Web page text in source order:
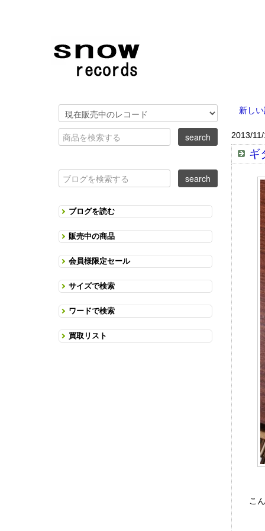
新し
2013/
ギ
こ
ブログを読む
販売中の商品
会員様限定セール
サイズで検索
ワードで検索
買取リスト